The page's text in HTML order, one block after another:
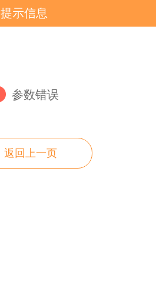
提示信息
参数错误
返回上一页